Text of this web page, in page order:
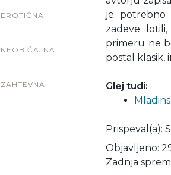
EROTIČNA
NEOBIČAJNA
ZAHTEVNA
je potrebno
zadeve
primeru ne
postal klasik,
Glej tudi:
Prispeval(a):
Objavljeno:
Zadnja